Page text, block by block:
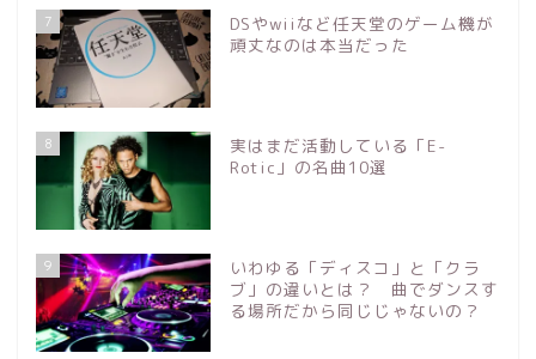
7
DSやwiiなど任天堂のゲーム機が
頑丈なのは本当だった
8
実はまだ活動している「E-
Rotic」の名曲10選
9
いわゆる「ディスコ」と「クラ
ブ」の違いとは？ 曲でダンスす
る場所だから同じじゃないの？